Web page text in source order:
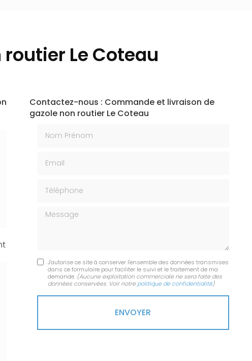
Le Coteau
Contactez-nous : Commande et livraison de
gazole non routier Le Coteau
Message
J'autorise ce site à conserver l'ensemble des données transmises
dans ce formulaire pour faciliter le suivi et le traitement de ma
demande. (Aucune exploitation commerciale ne sera faite des
données conservées. Voir notre politique de confidentialité)